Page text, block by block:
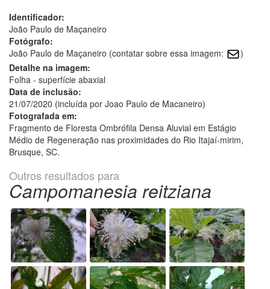
Identificador:
João Paulo de Maçaneiro
Fotógrafo:
João Paulo de Maçaneiro (contatar sobre essa imagem:
)
Detalhe na imagem:
Folha - superfície abaxial
Data de inclusão:
21/07/2020 (incluída por Joao Paulo de Macaneiro)
Fotografada em:
Fragmento de Floresta Ombrófila Densa Aluvial em Estágio
Médio de Regeneração nas proximidades do Rio Itajaí-mirim,
Brusque, SC.
Outros resultados para
Campomanesia reitziana